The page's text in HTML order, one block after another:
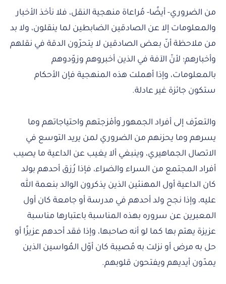
من الضروري- أيضًا- مُراعاة منهجية النقل، فلا نأخذ الأخبار
والمعلومات إلا عن الصادقين الضابطين لما ينقلون، ولا بد
من ملاحظة أنّ بعض الصادقين لا يتحرّون الدقة في نقلهم
وأخبارهم؛ لأنّ الآفة في الذين أخبروهم وزوّدوهم
بالمعلومات، وإذا أهملت هذه المنهجية فإن الأحكام
ستكون جائزة غير عادلة.
والتعرّف إلى أفراد الجمهور وأمْزجتهم واحتياجاتهم وما
يسرهم وما يحزنهم من الضروري لمن يريد التوسع في
الاتصال الجماهيري، وينبغي ألا يغيب عن الداعية ما يصيب
أفراد المجتمع من السراء والضراء، فإذا رُزق أحدهم بولد
كان الداعية أول المهنئين الذين يذكرون الوالد بنعمة الله
عليه، وإذا نجح ولد أحدهم في مدرسة أو جامعة كان أول
المعبرين عن سروره بهذه المناسبة باعتبارها مناسبة
عزيزة يهتم بها كما لو أنه صاحبها، وإذا فقد أحدهم عزيزًا أو
حل به مرض أو نزلت به مُصيبة كان أوّل المُواسين الذين
يمدّون أيديهم ويفتحون قلوبهم.